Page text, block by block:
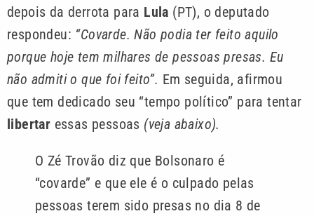
depois da derrota para Lula (PT), o deputado
respondeu: “Covarde. Não podia ter feito aquilo
porque hoje tem milhares de pessoas presas. Eu
não admiti o que foi feito”. Em seguida, afirmou
que tem dedicado seu “tempo político” para tentar
libertar essas pessoas (veja abaixo).
O Zé Trovão diz que Bolsonaro é
“covarde” e que ele é o culpado pelas
pessoas terem sido presas no dia 8 de